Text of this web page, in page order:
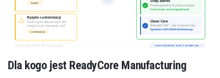
Dla kogo jest ReadyCore Manufacturing